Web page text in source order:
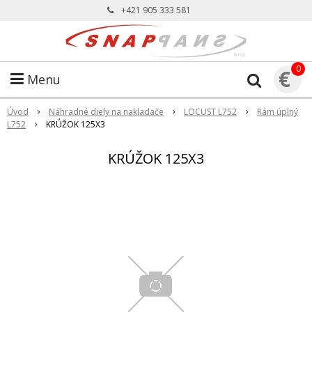
+421 905 333 581
Menu € 0
Úvod Náhradné diely na nakladače LOCUST L752
Rám úplný
L752
KRÚŽOK 125X3
KRÚŽOK 125X3